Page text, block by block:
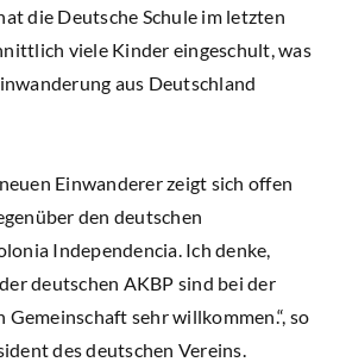
die Deutsche Schule im letzten
viele Kinder eingeschult, was
aus Deutschland
Einwanderer zeigt sich offen
den deutschen
Independencia. Ich denke,
deutschen AKBP sind bei der
sehr willkommen.“, so
des deutschen Vereins.